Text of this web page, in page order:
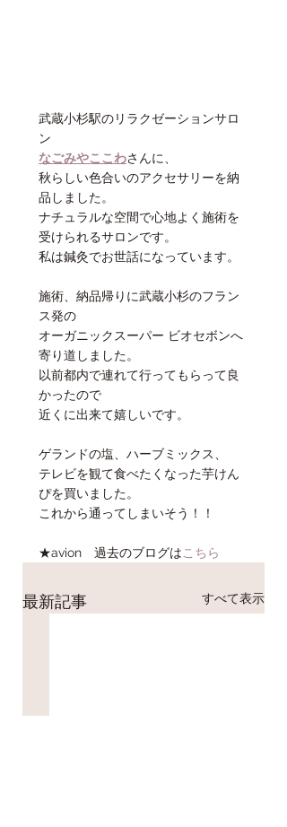
武蔵小杉駅のリラクゼーションサロ
ン
なごみやここわさんに、
秋らしい色合いのアクセサリーを納
品しました。
ナチュラルな空間で心地よく施術を
受けられるサロンです。
私は鍼灸でお世話になっています。
施術、納品帰りに武蔵小杉のフラン
ス発の
オーガニックスーパー ビオセボンへ
寄り道しました。
以前都内で連れて行ってもらって良
かったので
近くに出来て嬉しいです。
ゲランドの塩、ハーブミックス、
テレビを観て食べたくなった芋けん
ぴを買いました。
これから通ってしまいそう！！
★avion　過去のブログは こちら
最新記事 すべて表示